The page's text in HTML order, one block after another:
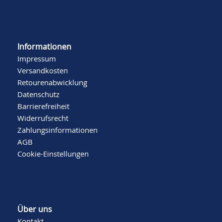
Informationen
Impressum
Versandkosten
Retourenabwicklung
Datenschutz
Barrierefreiheit
Widerrufsrecht
Zahlungsinformationen
AGB
Cookie-Einstellungen
Über uns